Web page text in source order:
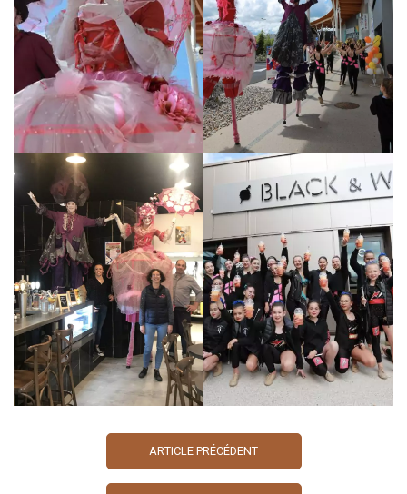
ARTICLE PRÉCÉDENT